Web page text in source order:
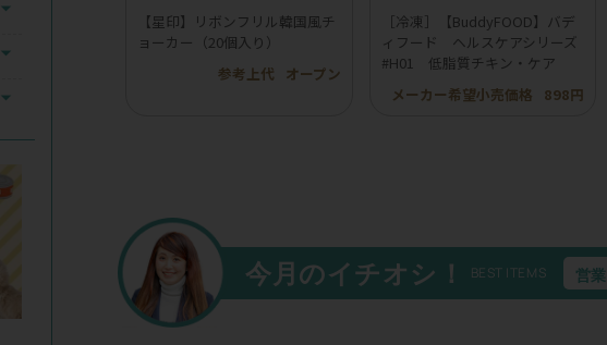
【星印】リボンフリル韓国風チ
ョーカー（20個入り）
参考上代
オープン
［冷凍］【BuddyFOOD】バデ
ィフード ヘルスケアシリーズ
#H01 低脂質チキン・ケア
メーカー希望小売価格
898円
今月のイチオシ！ BEST ITEMS 営業